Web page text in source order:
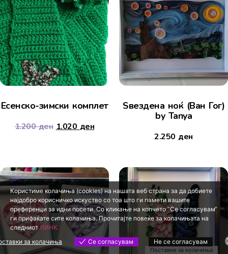
Есенско-зимски комплет
1.200ден 1.020 ден
Ѕвездена ноќ (Ван Гог)
by Tanya
2.250 ден
Користиме колачиња (cookies) на нашата веб страна за да добиете
најдобро корисничко искуство со тоа што ги памети вашите
преференци за идни посети. Со кликање на копчето “Се согласувам“
ги прифаќате сите колачиња. Прочитајте повеќе за колачињата на
следниотЛИНК
за колачиња
Се согласувам Не се согласувам
Поставки за колачиња